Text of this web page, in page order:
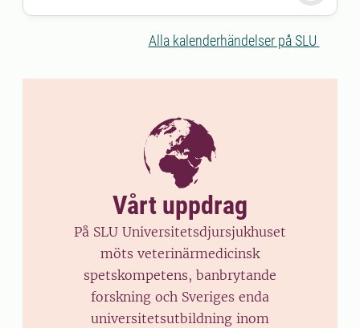
Alla kalenderhändelser på SLU
Vårt uppdrag
På SLU Universitetsdjursjukhuset
möts veterinärmedicinsk
spetskompetens, banbrytande
forskning och Sveriges enda
universitetsutbildning inom